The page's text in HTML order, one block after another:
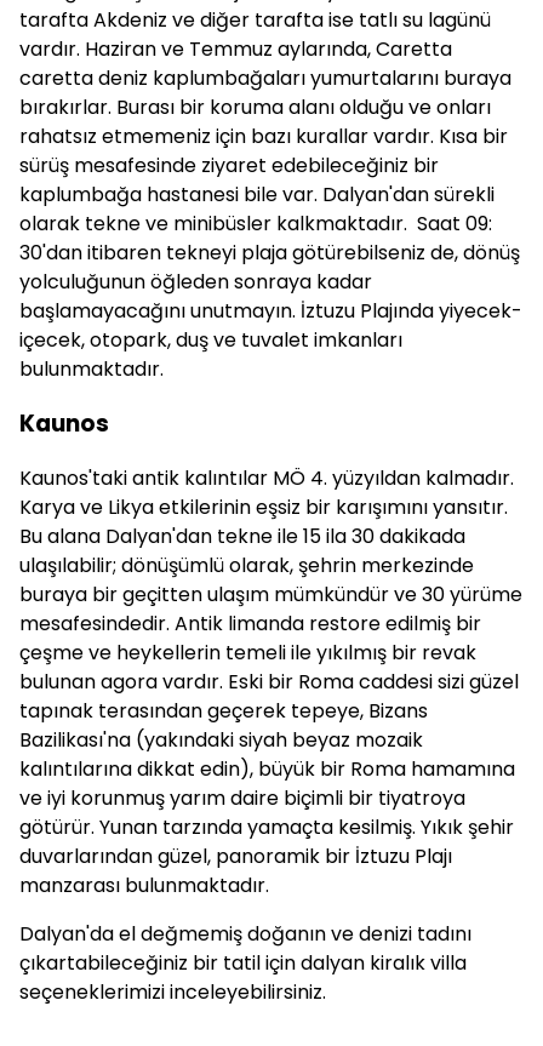
tarafta Akdeniz ve diğer tarafta ise tatlı su lagünü
vardır. Haziran ve Temmuz aylarında, Caretta
caretta deniz kaplumbağaları yumurtalarını buraya
bırakırlar. Burası bir koruma alanı olduğu ve onları
rahatsız etmemeniz için bazı kurallar vardır. Kısa bir
sürüş mesafesinde ziyaret edebileceğiniz bir
kaplumbağa hastanesi bile var. Dalyan'dan sürekli
olarak tekne ve minibüsler kalkmaktadır. Saat 09:
30'dan itibaren tekneyi plaja götürebilseniz de, dönüş
yolculuğunun öğleden sonraya kadar
başlamayacağını unutmayın. İztuzu Plajında yiyecek-
içecek, otopark, duş ve tuvalet imkanları
bulunmaktadır.
Kaunos
Kaunos'taki antik kalıntılar MÖ 4. yüzyıldan kalmadır.
Karya ve Likya etkilerinin eşsiz bir karışımını yansıtır.
Bu alana Dalyan'dan tekne ile 15 ila 30 dakikada
ulaşılabilir; dönüşümlü olarak, şehrin merkezinde
buraya bir geçitten ulaşım mümkündür ve 30 yürüme
mesafesindedir. Antik limanda restore edilmiş bir
çeşme ve heykellerin temeli ile yıkılmış bir revak
bulunan agora vardır. Eski bir Roma caddesi sizi güzel
tapınak terasından geçerek tepeye, Bizans
Bazilikası'na (yakındaki siyah beyaz mozaik
kalıntılarına dikkat edin), büyük bir Roma hamamına
ve iyi korunmuş yarım daire biçimli bir tiyatroya
götürür. Yunan tarzında yamaçta kesilmiş. Yıkık şehir
duvarlarından güzel, panoramik bir İztuzu Plajı
manzarası bulunmaktadır.
Dalyan'da el değmemiş doğanın ve denizi tadını
çıkartabileceğiniz bir tatil için dalyan kiralık villa
seçeneklerimizi inceleyebilirsiniz.